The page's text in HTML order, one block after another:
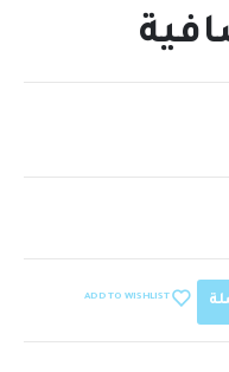
ADD TO WISHLIST